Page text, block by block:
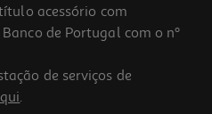
Pintados 400ml
acessório com
de Portugal com o nº
de serviços de
.